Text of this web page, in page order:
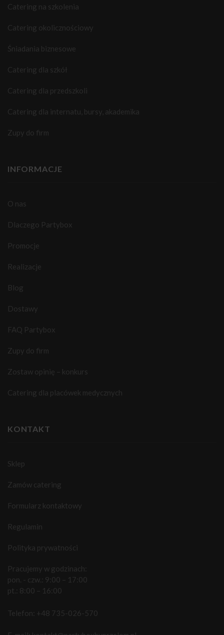
Catering na szkolenia
Catering okolicznościowy
Śniadania biznesowe
Catering dla szkół
Catering dla przedszkoli
Catering dla internatu, bursy, akademika
Zupy do firm
INFORMACJE
O nas
Dlaczego Partybox
Promocje
Realizacje
Blog
Dostawy
FAQ Partybox
Zupy do firm
Zostaw opinię – konkurs
Catering dla placówek medycznych
KONTAKT
Sklep
Zamów catering
Formularz kontaktowy
Regulamin
Polityka prywatności
Pracujemy w godzinach:
pon. - czw.: 9:00 – 17:00
pt.: 8:00 – 16:00
Telefon: +48 735-026-570